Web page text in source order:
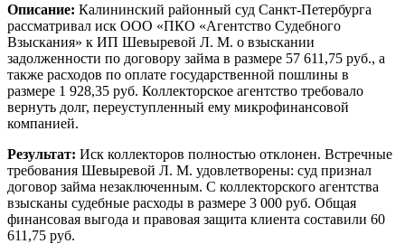
Описание: Калининский районный суд Санкт-Петербурга
рассматривал иск ООО «ПКО «Агентство Судебного
Взыскания» к ИП Шевыревой Л. М. о взыскании
задолженности по договору займа в размере 57 611,75 руб., а
также расходов по оплате государственной пошлины в
размере 1 928,35 руб. Коллекторское агентство требовало
вернуть долг, переуступленный ему микрофинансовой
компанией.
Результат: Иск коллекторов полностью отклонен. Встречные
требования Шевыревой Л. М. удовлетворены: суд признал
договор займа незаключенным. С коллекторского агентства
взысканы судебные расходы в размере 3 000 руб. Общая
финансовая выгода и правовая защита клиента составили 60
611,75 руб.